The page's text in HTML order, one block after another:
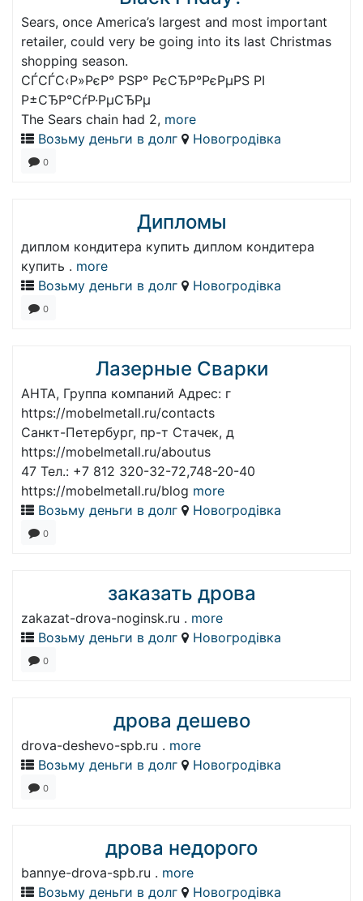
Sears, once America’s largest and most important
retailer, could very be going into its last Christmas
shopping season.
СЃСЃС‹Р»РєР° РЅР° РєСЂР°РєРµРЅ РІ
Р±СЂР°СѓР·РµСЂРµ
The Sears chain had 2, more
Возьму деньги в долг
Новогродівка
0
Дипломы
диплом кондитера купить диплом кондитера
купить . more
Возьму деньги в долг
Новогродівка
0
Лазерные Сварки
АНТА, Группа компаний Адрес: г
https://mobelmetall.ru/contacts
Санкт-Петербург, пр-т Стачек, д
https://mobelmetall.ru/aboutus
47 Тел.: +7 812 320-32-72,748-20-40
https://mobelmetall.ru/blog more
Возьму деньги в долг
Новогродівка
0
заказать дрова
zakazat-drova-noginsk.ru . more
Возьму деньги в долг
Новогродівка
0
дрова дешево
drova-deshevo-spb.ru . more
Возьму деньги в долг
Новогродівка
0
дрова недорого
bannye-drova-spb.ru . more
Возьму деньги в долг
Новогродівка